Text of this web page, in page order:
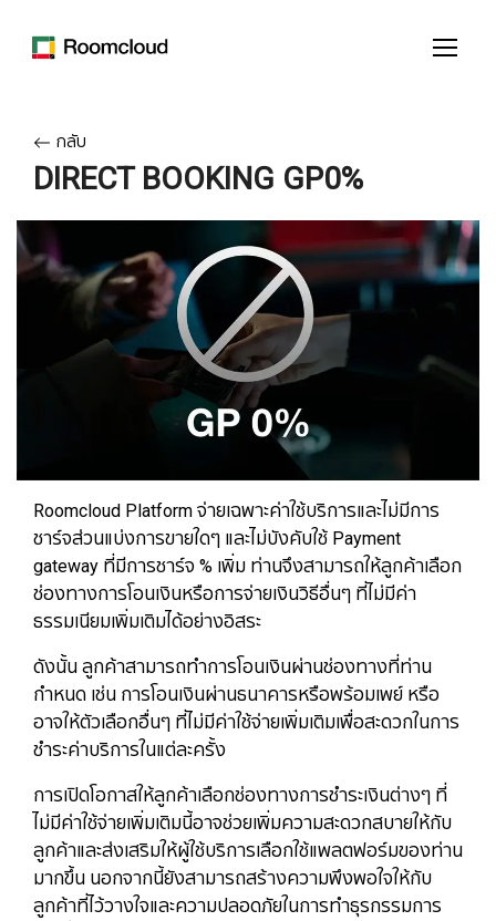
กลับ
DIRECT BOOKING GP0%
Roomcloud Platform จ่ายเฉพาะค่าใช้บริการและไม่มีการ
ชาร์จส่วนแบ่งการขายใดๆ และไม่บังคับใช้ Payment
gateway ที่มีการชาร์จ % เพิ่ม ท่านจึงสามารถให้ลูกค้าเลือก
ช่องทางการโอนเงินหรือการจ่ายเงินวิธีอื่นๆ ที่ไม่มีค่า
ธรรมเนียมเพิ่มเติมได้อย่างอิสระ
ดังนั้น ลูกค้าสามารถทำการโอนเงินผ่านช่องทางที่ท่าน
กำหนด เช่น การโอนเงินผ่านธนาคารหรือพร้อมเพย์ หรือ
อาจให้ตัวเลือกอื่นๆ ที่ไม่มีค่าใช้จ่ายเพิ่มเติมเพื่อสะดวกในการ
ชำระค่าบริการในแต่ละครั้ง
การเปิดโอกาสให้ลูกค้าเลือกช่องทางการชำระเงินต่างๆ ที่
ไม่มีค่าใช้จ่ายเพิ่มเติมนี้อาจช่วยเพิ่มความสะดวกสบายให้กับ
ลูกค้าและส่งเสริมให้ผู้ใช้บริการเลือกใช้แพลตฟอร์มของท่าน
มากขึ้น นอกจากนี้ยังสามารถสร้างความพึงพอใจให้กับ
ลูกค้าที่ไว้วางใจและความปลอดภัยในการทำธุรกรรมการ